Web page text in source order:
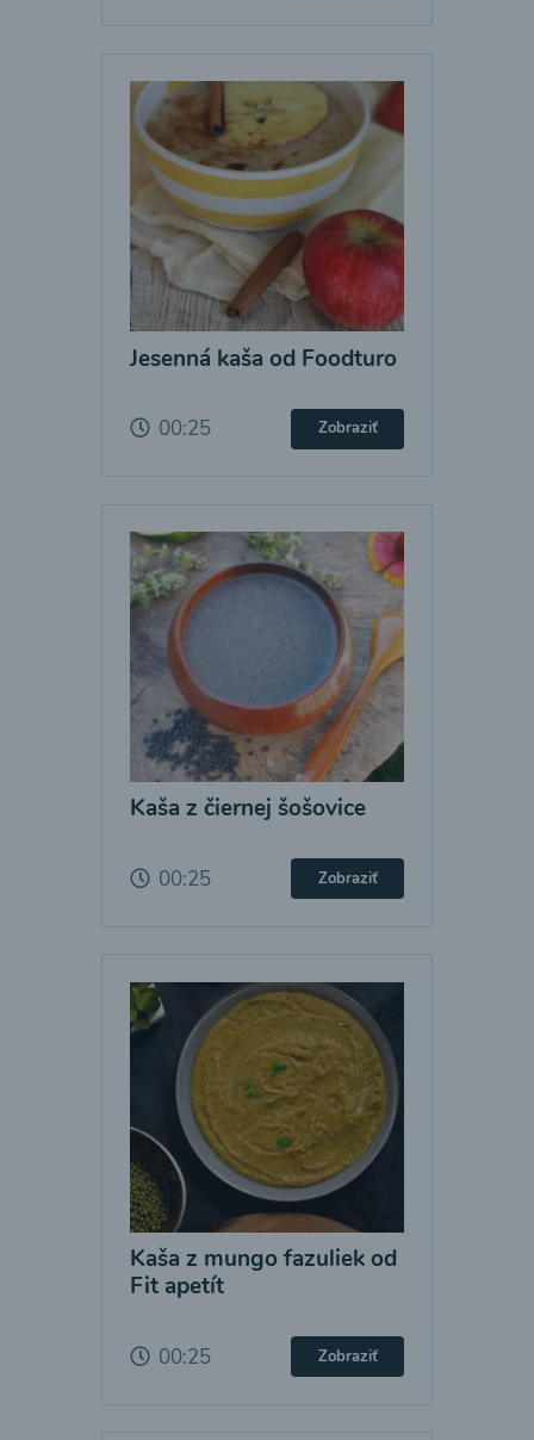
Jesenná kaša od Foodturo
00:25 Zobraziť
Kaša z čiernej šošovice
00:25 Zobraziť
Kaša z mungo fazuliek od
Fit apetít
00:25 Zobraziť